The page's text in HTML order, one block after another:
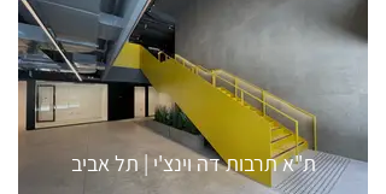
ת"א תרבות דה וינצ'י | תל אביב